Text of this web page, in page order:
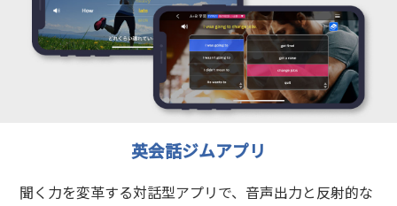
英会話ジムアプリ
聞く力を変革する対話型アプリで、音声出力と反射的な